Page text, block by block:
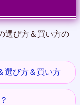
選び方＆買い方の
選び方＆買い方